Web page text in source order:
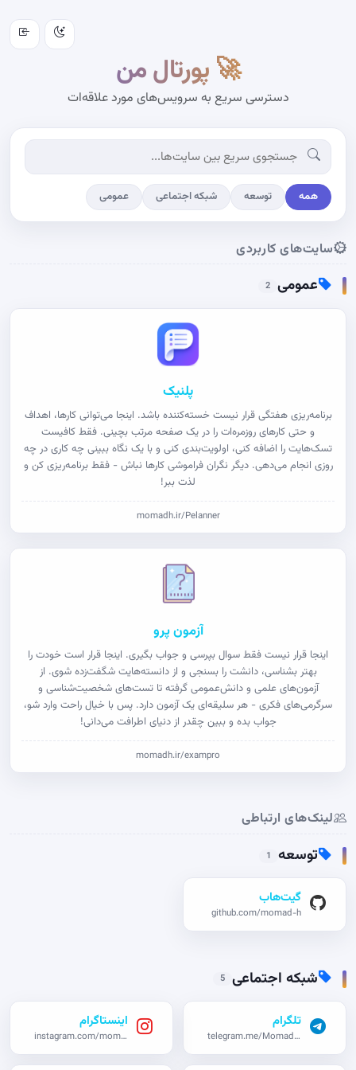
🚀 پورتال من
دسترسی سریع به سرویس‌های مورد علاقه‌ات
همه توسعه شبکه اجتماعی عمومی
سایت‌های کاربردی
عمومی 2
پلنیک
برنامه‌ریزی هفتگی قرار نیست خسته‌کننده باشد. اینجا می‌توانی کارها، اهداف
و حتی کارهای روزمره‌ات را در یک صفحه مرتب بچینی. فقط کافیست
تسک‌هایت را اضافه کنی، اولویت‌بندی کنی و با یک نگاه ببینی چه کاری در چه
روزی انجام می‌دهی. دیگر نگران فراموشی کارها نباش - فقط برنامه‌ریزی کن و
لذت ببر!
momadh.ir/Pelanner
آزمون پرو
اینجا قرار نیست فقط سوال بپرسی و جواب بگیری. اینجا قرار است خودت را
بهتر بشناسی، دانشت را بسنجی و از دانسته‌هایت شگفت‌زده شوی. از
آزمون‌های علمی و دانش‌عمومی گرفته تا تست‌های شخصیت‌شناسی و
سرگرمی‌های فکری - هر سلیقه‌ای یک آزمون دارد. پس با خیال راحت وارد شو،
جواب بده و ببین چقدر از دنیای اطرافت می‌دانی!
momadh.ir/exampro
لینک‌های ارتباطی
توسعه 1
گیت‌هاب
github.com/momad-h
شبکه اجتماعی 5
تلگرام
telegram.me/Momadho
اینستاگرام
instagram.com/momad_h